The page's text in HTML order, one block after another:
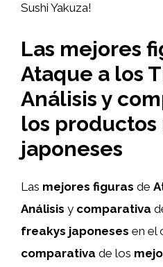
Sushi Yakuza!
Las mejores
Ataque a los
Análisis y
los productos
japoneses
Las mejores figuras de
Análisis y comparativa
freakys japoneses en el
comparativa de los